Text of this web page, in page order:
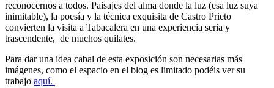
reconocernos a todos. Paisajes del alma donde la luz (esa luz suya
inimitable), la poesía y la técnica exquisita de Castro Prieto
convierten la visita a Tabacalera en una experiencia seria y
trascendente, de muchos quilates.
Para dar una idea cabal de esta exposición son necesarias más
imágenes, como el espacio en el blog es limitado podéis ver su
trabajo aquí.